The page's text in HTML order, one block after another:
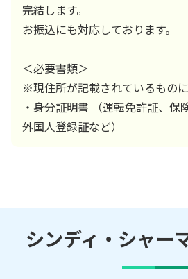
完結します。
お振込にも対応しております。
＜必要書類＞
※現住所が記載されているものに
・身分証明書 （運転免許証、保
外国人登録証など）
シンディ・シャー